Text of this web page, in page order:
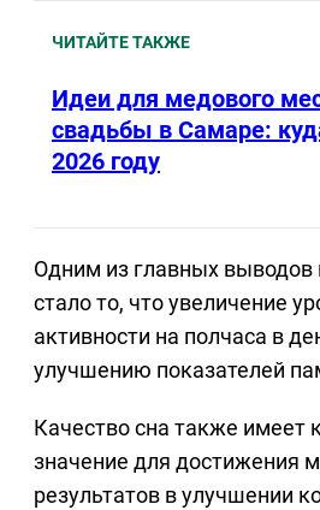
ЧИТАЙТЕ ТАКЖЕ
Идеи для медового
свадьбы в Самаре:
2026 году
Одним из главных выводов
стало то, что увеличение
активности на полчаса в
улучшению показателей
Качество сна также имеет
значение для достижения
результатов в улучшении